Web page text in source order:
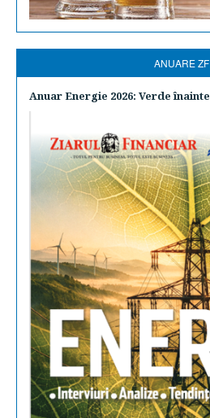
ANUARE ZF
Anuar Energie 2026: Verde înainte